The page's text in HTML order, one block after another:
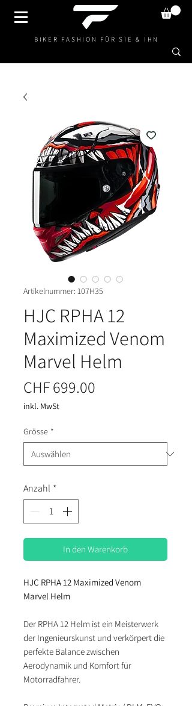
BIKER FASHION FÜR SIE & IHN
Artikelnummer: 107H35
HJC RPHA 12
Maximized Venom
Marvel Helm
CHF 699.00
inkl. MwSt
Grösse *
Anzahl *
In den Warenkorb
HJC RPHA 12 Maximized Venom
Marvel Helm
Der RPHA 12 Helm ist ein Meisterwerk
der Ingenieurskunst und verkörpert die
perfekte Balance zwischen
Aerodynamik und Komfort für
Motorradfahrer.